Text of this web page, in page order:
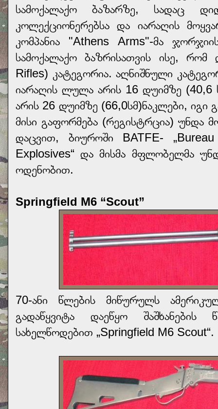
სამოქალაქო ბაზარზე, სადაც
კოლექციონერებსა და იარაღის
კომპანია "Athens Arms"-მა
სამოქალაქო ბაზრისათვის ისე, რომ
Rifles) კატეგორია. აღნიშნული
იარაღის ლულა არის 16 დუიმზე (40,6
არის 26 დუიმზე (66,0სმ)ნაკლები, იგი
მისი გაფორმება (რეგისტრცია) უნდა
დაცვით, ბიუროში BATFE-
Explosives“ და მისმა მფლობელმა
ოდენობით.
Springfield M6 “Scout”
70-ანი წლების მიწურულს
გადაწყვიტა დაეწყო შაშხანების
სახელწოდებით „Springfield M6 Scout“.